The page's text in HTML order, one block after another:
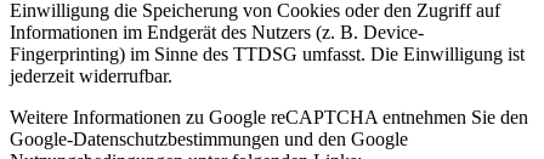
Einwilligung die Speicherung von Cookies oder den Zugriff auf
Informationen im Endgerät des Nutzers (z. B. Device-
Fingerprinting) im Sinne des TTDSG umfasst. Die Einwilligung ist
jederzeit widerrufbar.
Weitere Informationen zu Google reCAPTCHA entnehmen Sie den
Google-Datenschutzbestimmungen und den Google